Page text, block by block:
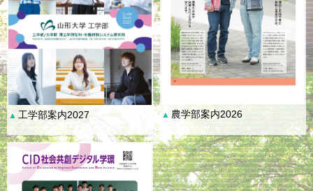
▲ 工学部案内2027 ▲ 農学部案内2026